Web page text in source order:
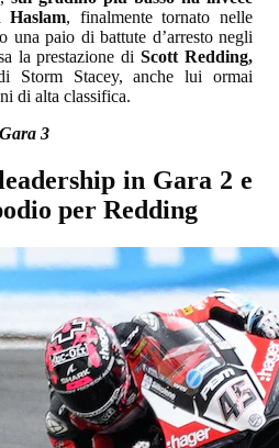
Haslam, finalmente tornato nelle
una paio di battute d’arresto negli
la prestazione diScott Redding,
Storm Stacey, anche lui ormai
di alta classifica.
3
in Gara 2 e
per Redding